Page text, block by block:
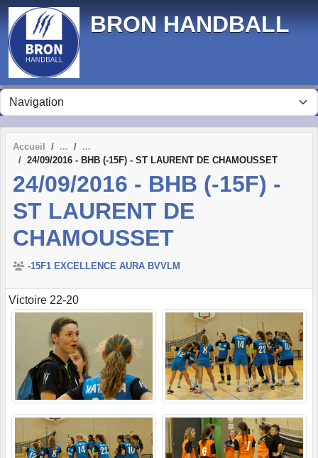
BRON HANDBALL
Accueil
24/09/2016 - BHB (-15F) - ST LAURENT DE CHAMOUSSET
24/09/2016 - BHB (-15F) -
ST LAURENT DE
CHAMOUSSET
-15F1 EXCELLENCE AURA BVVLM
Victoire 22-20
Panneau de gestion des cookies